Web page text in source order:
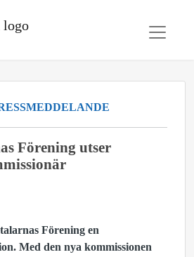
Förening utser
Förening en
Med den nya kommissionen